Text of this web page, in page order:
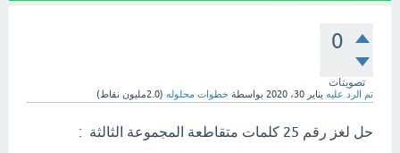
0
تصويتات
تم الرد عليه يناير 30، 2020 بواسطة خطوات محلوله (2.0مليون نقاط)
حل لغز رقم 25 كلمات متقاطعة المجموعة الثالثة :